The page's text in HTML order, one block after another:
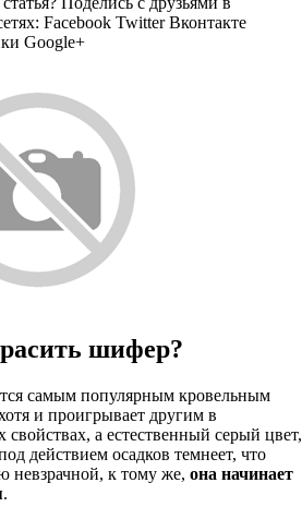
Facebook Twitter Вконтакте
Google+
шифер?
самым популярным кровельным
и проигрывает другим в
свойствах, а естественный серый цвет,
действием осадков темнеет, что
невзрачной, к тому же, она начинает
.